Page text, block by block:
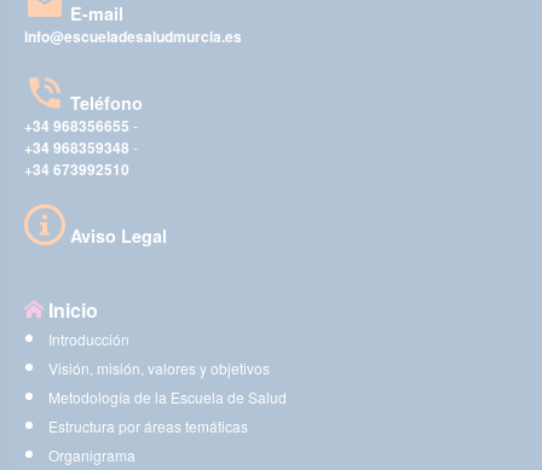
E-mail
info@escueladesaludmurcia.es
Teléfono
+34 968356655 -
+34 968359348 -
+34 673992510
Aviso Legal
Inicio
Introducción
Visión, misión, valores y objetivos
Metodología de la Escuela de Salud
Estructura por áreas temáticas
Organigrama